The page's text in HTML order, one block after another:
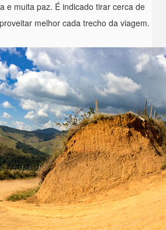
e muita paz. É indicado tirar cerca de
melhor cada trecho da viagem.